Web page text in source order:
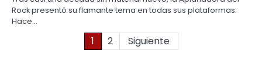
Rock presentó su flamante tema en todas sus plataformas.
Hace…
1 2 Siguiente